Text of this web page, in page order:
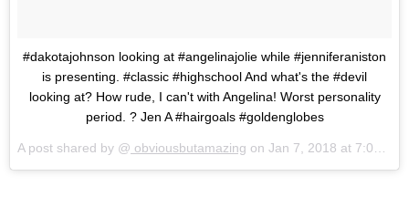
#dakotajohnson looking at #angelinajolie while #jenniferaniston
is presenting. #classic #highschool And what's the #devil
looking at? How rude, I can't with Angelina! Worst personality
period. ? Jen A #hairgoals #goldenglobes
A post shared by @ obviousbutamazing on Jan 7, 2018 at 7:06pm PST